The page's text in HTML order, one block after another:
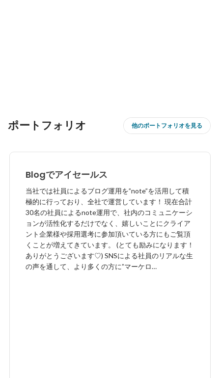
ポートフォリオ 他のポートフォリオを見る
Blogでアイセールス
当社では社員によるブログ運用を”note”を活用して積
極的に行っており、全社で運営しています！ 現在合計
30名の社員によるnote運用で、社内のコミュニケーシ
ョンが活性化するだけでなく、嬉しいことにクライア
ント企業様や採用選考に参加頂いている方にもご覧頂
くことが増えてきています。 (とても励みになります！
ありがとうございます♡) SNSによる社員のリアルな生
の声を通して、より多くの方に”マーケロ